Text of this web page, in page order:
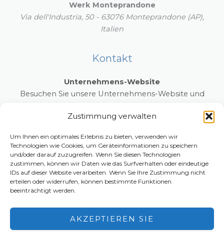
Zustimmung verwalten
Um Ihnen ein optimales Erlebnis zu bieten, verwenden wir
Technologien wie Cookies, um Geräteinformationen zu speichern
und/oder darauf zuzugreifen. Wenn Sie diesen Technologien
zustimmen, können wir Daten wie das Surfverhalten oder eindeutige
IDs auf dieser Website verarbeiten. Wenn Sie Ihre Zustimmung nicht
erteilen oder widerrufen, können bestimmte Funktionen
beeinträchtigt werden.
AKZEPTIEREN SIE
Werk Monteprandone
Via dell'Industria, 50 - 63076 Monteprandone (AP),
Italien
Kontakt
Unternehmens-Website
Besuchen Sie unsere Unternehmens-Website und
Eco-Systems.
E-Mail:info@anti-slip-mat.com
Telefon:+39 0131 854022
Copyright [Urheberrecht] 2026 anti-slip-mat.com